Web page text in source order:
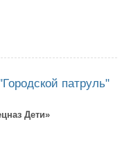
патруль"
Дети»